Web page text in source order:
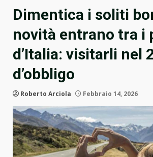
Dimentica i soliti
novità entrano tra i
d’Italia: visitarli nel
d’obbligo
Roberto Arciola Febbraio 14, 2026